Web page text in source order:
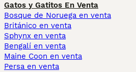
Gatos y Gatitos En Venta
Bosque de Noruega en venta
Británico en venta
Sphynx en venta
Bengalí en venta
Maine Coon en venta
Persa en venta